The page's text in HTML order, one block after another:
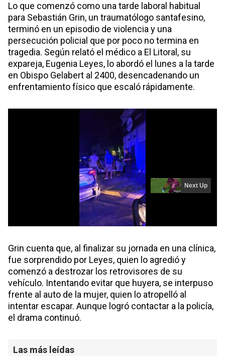
Lo que comenzó como una tarde laboral habitual
para Sebastián Grin, un traumatólogo santafesino,
terminó en un episodio de violencia y una
persecución policial que por poco no termina en
tragedia. Según relató el médico a El Litoral, su
expareja, Eugenia Leyes, lo abordó el lunes a la tarde
en Obispo Gelabert al 2400, desencadenando un
enfrentamiento físico que escaló rápidamente.
Grin cuenta que, al finalizar su jornada en una clínica,
fue sorprendido por Leyes, quien lo agredió y
comenzó a destrozar los retrovisores de su
vehículo. Intentando evitar que huyera, se interpuso
frente al auto de la mujer, quien lo atropelló al
intentar escapar. Aunque logró contactar a la policía,
el drama continuó.
Las más leídas